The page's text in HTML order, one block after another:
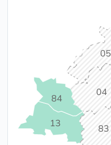
04
05
13 83
84